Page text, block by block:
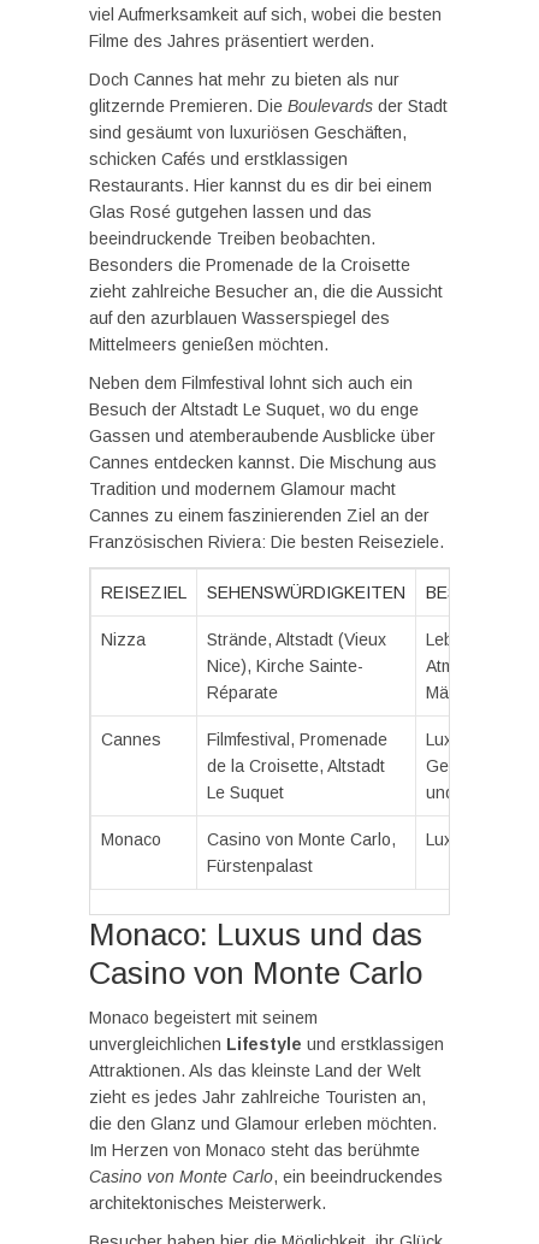
viel Aufmerksamkeit auf sich, wobei die besten
Filme des Jahres präsentiert werden.
Doch Cannes hat mehr zu bieten als nur
glitzernde Premieren. Die Boulevards der Stadt
sind gesäumt von luxuriösen Geschäften,
schicken Cafés und erstklassigen
Restaurants. Hier kannst du es dir bei einem
Glas Rosé gutgehen lassen und das
beeindruckende Treiben beobachten.
Besonders die Promenade de la Croisette
zieht zahlreiche Besucher an, die die Aussicht
auf den azurblauen Wasserspiegel des
Mittelmeers genießen möchten.
Neben dem Filmfestival lohnt sich auch ein
Besuch der Altstadt Le Suquet, wo du enge
Gassen und atemberaubende Ausblicke über
Cannes entdecken kannst. Die Mischung aus
Tradition und modernem Glamour macht
Cannes zu einem faszinierenden Ziel an der
Französischen Riviera: Die besten Reiseziele.
REISEZIEL SEHENSWÜRDIGKEITEN
Nizza
Strände, Altstadt (Vieux
Nice), Kirche Sainte-
Réparate
Lebendige
Atmosphäre,
Märkte
Cannes
Filmfestival, Promenade
de la Croisette, Altstadt
Le Suquet
Luxuriöse
Geschäfte,
und Glamour
Monaco
Casino von Monte Carlo,
Fürstenpalast
Luxus und
Monaco: Luxus und das
Casino von Monte Carlo
Monaco begeistert mit seinem
unvergleichlichen Lifestyle und erstklassigen
Attraktionen. Als das kleinste Land der Welt
zieht es jedes Jahr zahlreiche Touristen an,
die den Glanz und Glamour erleben möchten.
Im Herzen von Monaco steht das berühmte
Casino von Monte Carlo, ein beeindruckendes
architektonisches Meisterwerk.